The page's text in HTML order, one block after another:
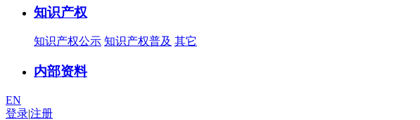
知识产权
知识产权公示 知识产权普及 其它
内部资料
EN
登录|注册